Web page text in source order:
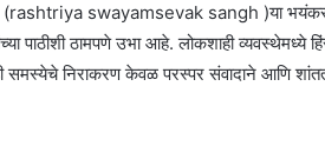
(rashtriya swayamsevak sangh )या भयंकर
पाठीशी ठामपणे उभा आहे. लोकशाही व्यवस्थेमध्ये
निराकरण केवळ परस्पर संवादाने आणि